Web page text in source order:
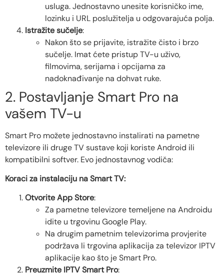
usluga. Jednostavno unesite korisničko ime,
lozinku i URL poslužitelja u odgovarajuća polja.
Istražite sučelje:
Nakon što se prijavite, istražite čisto i brzo
sučelje. Imat ćete pristup TV-u uživo,
filmovima, serijama i opcijama za
nadoknađivanje na dohvat ruke.
2. Postavljanje Smart Pro na
vašem TV-u
Smart Pro možete jednostavno instalirati na pametne
televizore ili druge TV sustave koji koriste Android ili
kompatibilni softver. Evo jednostavnog vodiča:
Koraci za instalaciju na Smart TV:
Otvorite App Store:
Za pametne televizore temeljene na Androidu
idite u trgovinu Google Play.
Na drugim pametnim televizorima provjerite
podržava li trgovina aplikacija za televizor IPTV
aplikacije kao što je Smart Pro.
Preuzmite IPTV Smart Pro: